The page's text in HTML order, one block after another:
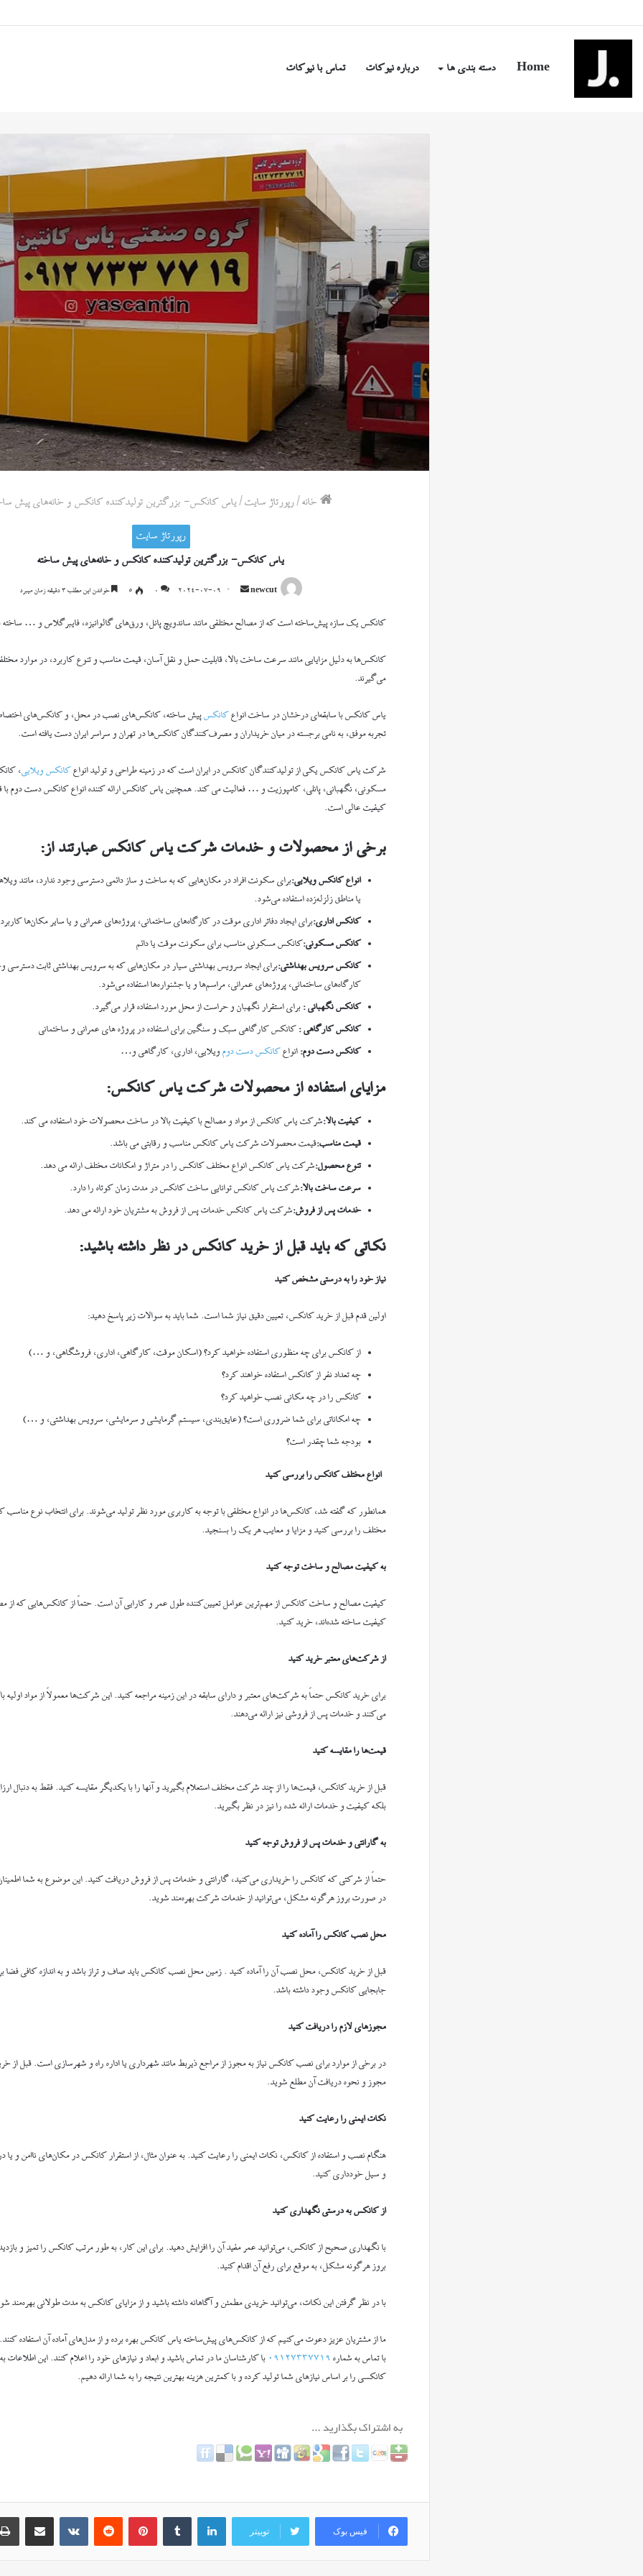
Home دسته بندی ها درباره نیوکات تماس با نیوکات
خانه /رپورتاژ سایت / یاس کانکس- بزرگترین تولیدکننده کانکس و خانه‌های پیش
رپورتاژ سایت
یاس کانکس- بزرگترین تولیدکننده کانکس و خانه‌های پیش ساخته
newcut
ارسال
2024-07-09
0 ۵ خواندن این مطلب ۳ دقیقه زمان میبرد
کانکس یک سازه پیش‌ساخته است که از مصالح مختلفی مانند ساندویچ پانل، ورق‌های گالوانیزه، فایبرگلاس و …
کانکس‌ها به دلیل مزایایی مانند سرعت ساخت بالا، قابلیت حمل و نقل آسان، قیمت مناسب و تنوع کاربرد، در موارد مختلفی
می‌گیرند.
یاس کانکس با سابقه‌ای درخشان در ساخت انواعکانکسپیش ساخته، کانکس‌های نصب در محل، و کانکس‌های
تجربه موفق، به نامی برجسته در میان خریداران و مصرف‌کنندگان کانکس‌ها در تهران و سراسر ایران دست یافته است.
شرکت یاس کانکس یکی از تولیدکنندگان کانکس در ایران است که در زمینه طراحی و تولید انواعکانکس ویلایی،
مسکونی، نگهبانی، پانلی، کامپوزیت و … فعالیت می کند. همچنین یاس کانکس ارائه کننده انواع کانکس دست دوم
کیفیت عالی است.
برخی از محصولات و خدمات شرکت یاس کانکس عبارتند از:
انواع کانکس ویلایی:برای سکونت افراد در مکان‌هایی که به ساخت و ساز دائمی دسترسی وجود ندارد، مانند
یا مناطق زلزله‌زده استفاده می‌شود.
کانکس اداری:برای ایجاد دفاتر اداری موقت در کارگاه‌های ساختمانی، پروژه‌های عمرانی و یا سایر مکان‌ها
کانکس مسکونی:کانکس مسکونی مناسب برای سکونت موقت یا دائم
کانکس سرویس بهداشتی:برای ایجاد سرویس بهداشتی سیار در مکان‌هایی که به سرویس بهداشتی ثابت دسترسی
کارگاه‌های ساختمانی، پروژه‌های عمرانی، مراسم‌ها و یا جشنواره‌ها استفاده می‌شود.
کانکس نگهبانی : برای استقرار نگهبان و حراست از محل مورد استفاده قرار می‌گیرد.
کانکس کارگاهی : کانکس کارگاهی سبک و سنگین برای استفاده در پروژه های عمرانی و ساختمانی
کانکس دست دوم: انواعکانکس دست دوم ویلایی، اداری، کارگاهی و…
مزایای استفاده از محصولات شرکت یاس کانکس:
کیفیت بالا:شرکت یاس کانکس از مواد و مصالح با کیفیت بالا در ساخت محصولات خود استفاده می کند.
قیمت مناسب:قیمت محصولات شرکت یاس کانکس مناسب و رقابتی می باشد.
تنوع محصول:شرکت یاس کانکس انواع مختلف کانکس را در متراژ و امکانات مختلف ارائه می دهد.
سرعت ساخت بالا:شرکت یاس کانکس توانایی ساخت کانکس در مدت زمان کوتاه را دارد.
خدمات پس از فروش:شرکت یاس کانکس خدمات پس از فروش به مشتریان خود ارائه می دهد.
نکاتی که باید قبل از خرید کانکس در نظر داشته باشید:
نیاز خود را به درستی مشخص کنید
اولین قدم قبل از خرید کانکس، تعیین دقیق نیاز شما است. شما باید به سوالات زیر پاسخ دهید:
از کانکس برای چه منظوری استفاده خواهید کرد؟ (اسکان موقت، کارگاهی، اداری، فروشگاهی، و …)
چه تعداد نفر از کانکس استفاده خواهند کرد؟
کانکس را در چه مکانی نصب خواهید کرد؟
چه امکاناتی برای شما ضروری است؟ (عایق‌بندی، سیستم گرمایشی و سرمایشی، سرویس بهداشتی، و …)
بودجه شما چقدر است؟
انواع مختلف کانکس را بررسی کنید
همانطور که گفته شد، کانکس‌ها در انواع مختلفی با توجه به کاربری مورد نظر تولید می‌شوند. برای انتخاب نوع مناسب
مختلف را بررسی کنید و مزایا و معایب هر یک را بسنجید.
به کیفیت مصالح و ساخت توجه کنید
کیفیت مصالح و ساخت کانکس از مهم‌ترین عوامل تعیین‌کننده طول عمر و کارایی آن است. حتماً از کانکس‌هایی که از
کیفیت ساخته شده‌اند، خرید کنید.
از شرکت‌های معتبر خرید کنید
برای خرید کانکس حتماً به شرکت‌های معتبر و دارای سابقه در این زمینه مراجعه کنید. این شرکت‌ها معمولاً از مواد اولیه
می‌کنند و خدمات پس از فروشی نیز ارائه می‌دهند.
قیمت‌ها را مقایسه کنید
قبل از خرید کانکس، قیمت‌ها را از چند شرکت مختلف استعلام بگیرید و آنها را با یکدیگر مقایسه کنید. فقط به دنبال
بلکه کیفیت و خدمات ارائه شده را نیز در نظر بگیرید.
به گارانتی و خدمات پس از فروش توجه کنید
حتماً از شرکتی که کانکس را خریداری می‌کنید، گارانتی و خدمات پس از فروش دریافت کنید. این موضوع به شما
در صورت بروز هرگونه مشکل، می‌توانید از خدمات شرکت بهره‌مند شوید.
محل نصب کانکس را آماده کنید
قبل از خرید کانکس، محل نصب آن را آماده کنید . زمین محل نصب کانکس باید صاف و تراز باشد و به اندازه کافی فضا
جابجایی کانکس وجود داشته باشد.
مجوزهای لازم را دریافت کنید
در برخی از موارد برای نصب کانکس نیاز به مجوز از مراجع ذیربط مانند شهرداری یا اداره راه و شهرسازی است. قبل از
مجوز و نحوه دریافت آن مطلع شوید.
نکات ایمنی را رعایت کنید
هنگام نصب و استفاده از کانکس، نکات ایمنی را رعایت کنید. به عنوان مثال، از استقرار کانکس در مکان‌های ناامن و
و سیل خودداری کنید.
از کانکس به درستی نگهداری کنید
با نگهداری صحیح از کانکس، می‌توانید عمر مفید آن را افزایش دهید. برای این کار، به طور مرتب کانکس را تمیز و
بروز هرگونه مشکل، به موقع برای رفع آن اقدام کنید.
با در نظر گرفتن این نکات، می‌توانید خریدی مطمئن و آگاهانه داشته باشید و از مزایای کانکس به مدت طولانی بهره‌مند
ما از مشتریان عزیز دعوت می‌کنیم که از کانکس‌های پیش‌ساخته یاس کانکس بهره ‌برده و از مدل‌های آماده آن استفاده
با تماس به شماره‌ ۰۹۱۲۷۳۳۷۷۱۹ با کارشناسان ما در تماس باشید و ابعاد و نیازهای خود را اعلام کنند. این
کانکسی را بر اساس نیازهای شما تولید کرده و با کمترین هزینه بهترین نتیجه را به شما ارائه دهیم.
فیس بوک توییتر
لینکدین ‫تامبلر ‫پین‌ترست‫رددیت ‫VKontakte
اشتراک گذاری از طریق ایمیل